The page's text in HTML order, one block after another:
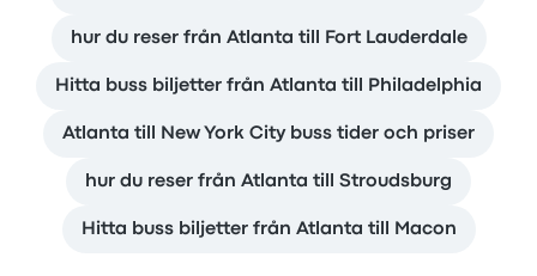
hur du reser från Atlanta till Fort Lauderdale
Hitta buss biljetter från Atlanta till Philadelphia
Atlanta till New York City buss tider och priser
hur du reser från Atlanta till Stroudsburg
Hitta buss biljetter från Atlanta till Macon